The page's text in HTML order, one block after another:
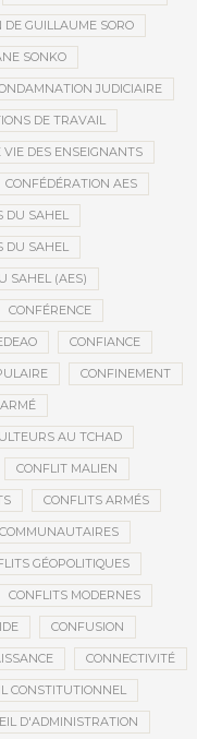
GUILLAUME SORO
SONKO
JUDICIAIRE
DE TRAVAIL
VIE DES ENSEIGNANTS
CONFÉDÉRATION AES
DU SAHEL
DU SAHEL
SAHEL (AES)
CONFÉRENCE
CONFIANCE
CONFINEMENT
AU TCHAD
CONFLIT MALIEN
CONFLITS ARMÉS
GÉOPOLITIQUES
CONFLITS MODERNES
CONFUSION
CONNECTIVITÉ
CONSTITUTIONNEL
D'ADMINISTRATION